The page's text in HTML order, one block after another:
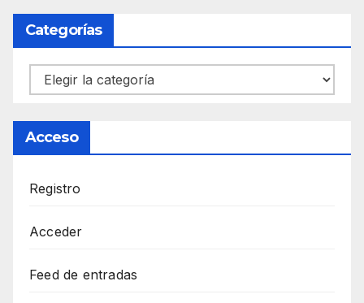
Categorías
Categorías
Acceso
Registro
Acceder
Feed de entradas